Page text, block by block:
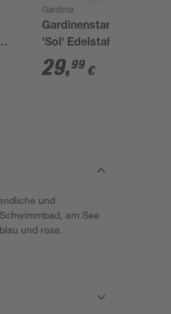
Gardinia
Gardinenstangen-Set
'Sol' Edelstahl-Optik
190 - 340 cm
29,99 €
und
am See
und rosa.